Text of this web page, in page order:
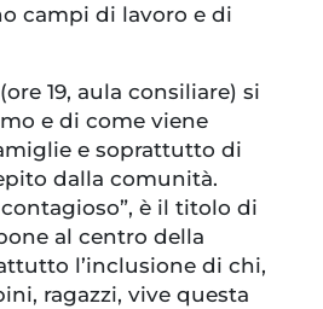
campi di lavoro e di
19, aula consiliare) si
e di come viene
e soprattutto di
dalla comunità.
contagioso”, è il titolo di
al centro della
l’inclusione di chi,
ragazzi, vive questa